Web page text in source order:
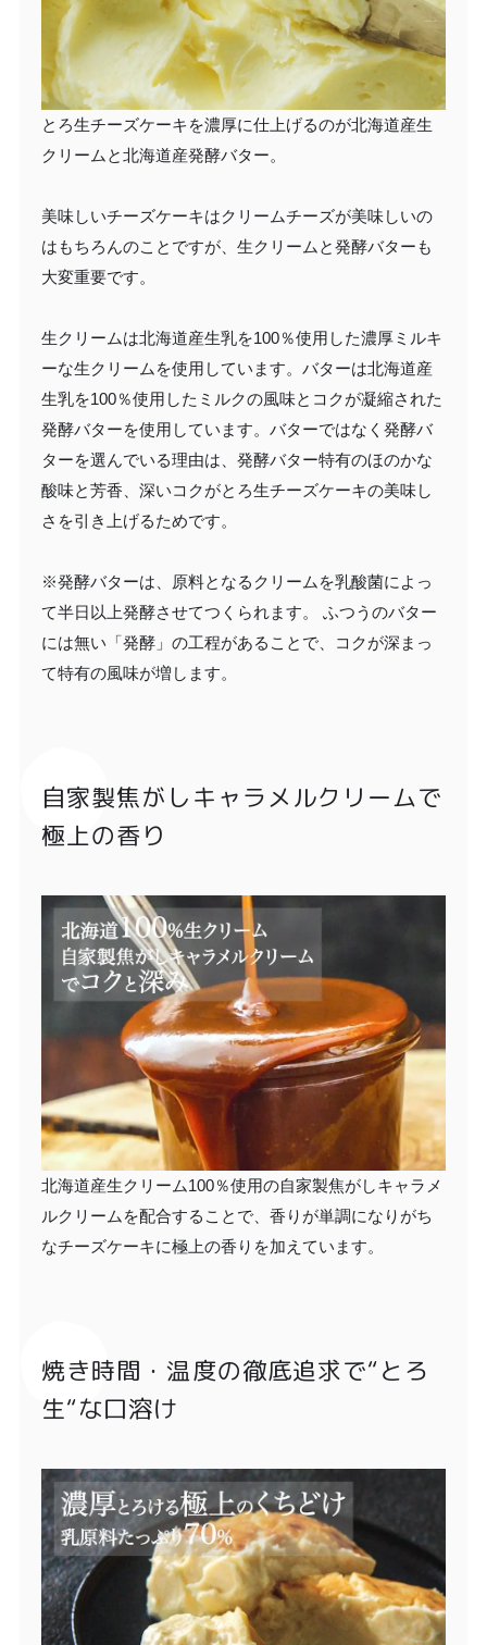
とろ生チーズケーキを濃厚に仕上げるのが北海道産生
クリームと北海道産発酵バター。
美味しいチーズケーキはクリームチーズが美味しいの
はもちろんのことですが、生クリームと発酵バターも
大変重要です。
生クリームは北海道産生乳を100％使用した濃厚ミルキ
ーな生クリームを使用しています。バターは北海道産
生乳を100％使用したミルクの風味とコクが凝縮された
発酵バターを使用しています。バターではなく発酵バ
ターを選んでいる理由は、発酵バター特有のほのかな
酸味と芳香、深いコクがとろ生チーズケーキの美味し
さを引き上げるためです。
※発酵バターは、原料となるクリームを乳酸菌によっ
て半日以上発酵させてつくられます。 ふつうのバター
には無い「発酵」の工程があることで、コクが深まっ
て特有の風味が増します。
自家製焦がしキャラメルクリームで
極上の香り
北海道産生クリーム100％使用の自家製焦がしキャラメ
ルクリームを配合することで、香りが単調になりがち
なチーズケーキに極上の香りを加えています。
焼き時間・温度の徹底追求で“とろ
生“な口溶け